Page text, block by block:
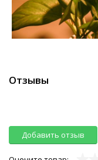
Отзывы
Добавить отзыв